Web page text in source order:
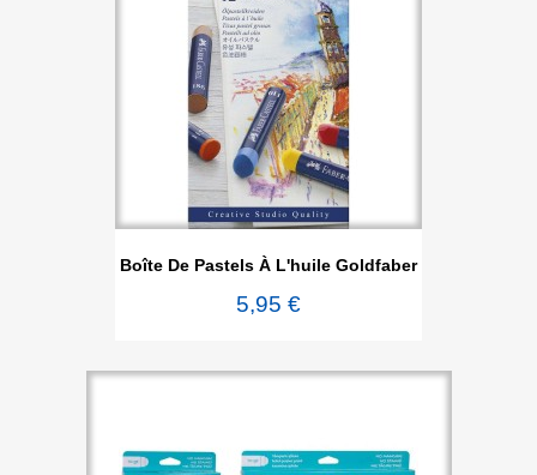
Boîte De Pastels À L'huile Goldfaber
5,95 €